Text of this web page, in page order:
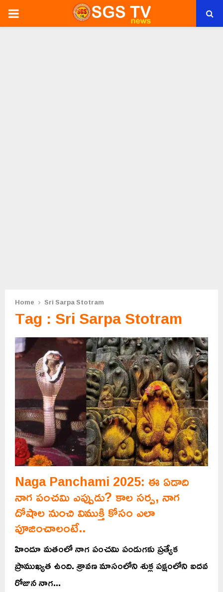
PRIMARY
Home Sri Sarpa Stotram
Tag : Sri Sarpa Stotram
Naga Panchami 2025: ఈ ఏడాది
నాగ పంచమి ఎప్పుడు? కాల సర్ప, నాగ
దోషాల నుంచి విముక్తి కోసం ఎలా
పూజించాలంటే..
హిందూ మతంలో నాగ పంచమి పండుగకు ప్రత్యేక
ప్రాముఖ్యత ఉంది. శ్రావణ మాసంలోని శుక్ల పక్షంలోని ఐదవ
రోజున నాగ...